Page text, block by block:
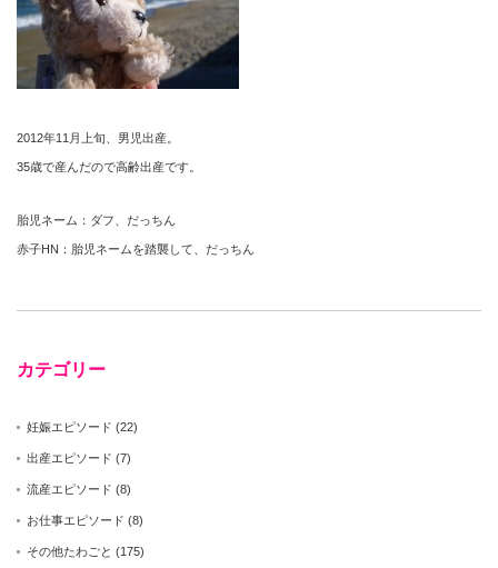
2012年11月上旬、男児出産。
35歳で産んだので高齢出産です。
胎児ネーム：ダフ、だっちん
赤子HN：胎児ネームを踏襲して、だっちん
カテゴリー
妊娠エピソード (22)
出産エピソード (7)
流産エピソード (8)
お仕事エピソード (8)
その他たわごと (175)